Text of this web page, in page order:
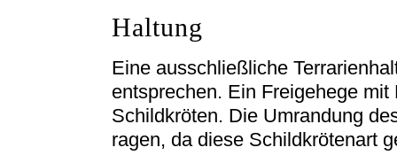
Haltung
Eine ausschließliche
entsprechen. Ein Freigehege
Schildkröten. Die Umrandung
ragen, da diese Schildkrötenart